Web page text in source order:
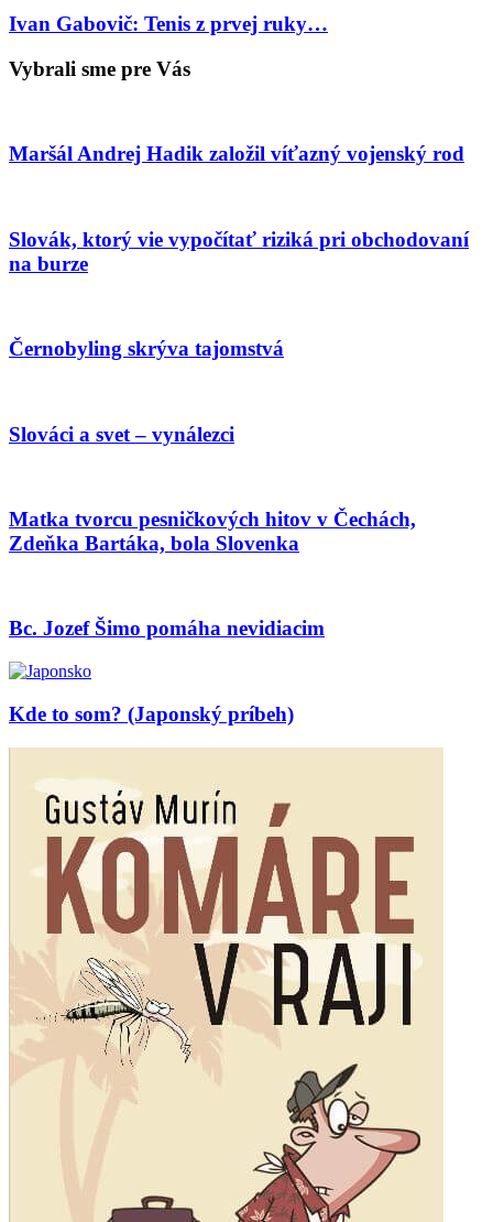
Ivan Gabovič: Tenis z prvej ruky…
Vybrali sme pre Vás
Maršál Andrej Hadik založil víťazný vojenský rod
Slovák, ktorý vie vypočítať riziká pri obchodovaní
na burze
Černobyling skrýva tajomstvá
Slováci a svet – vynálezci
Matka tvorcu pesničkových hitov v Čechách,
Zdeňka Bartáka, bola Slovenka
Bc. Jozef Šimo pomáha nevidiacim
Kde to som? (Japonský príbeh)